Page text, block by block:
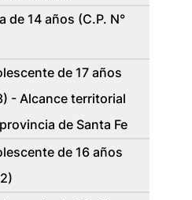
de 14 años (C.P. N°
de 17 años
- Alcance territorial
de Santa Fe
de 16 años